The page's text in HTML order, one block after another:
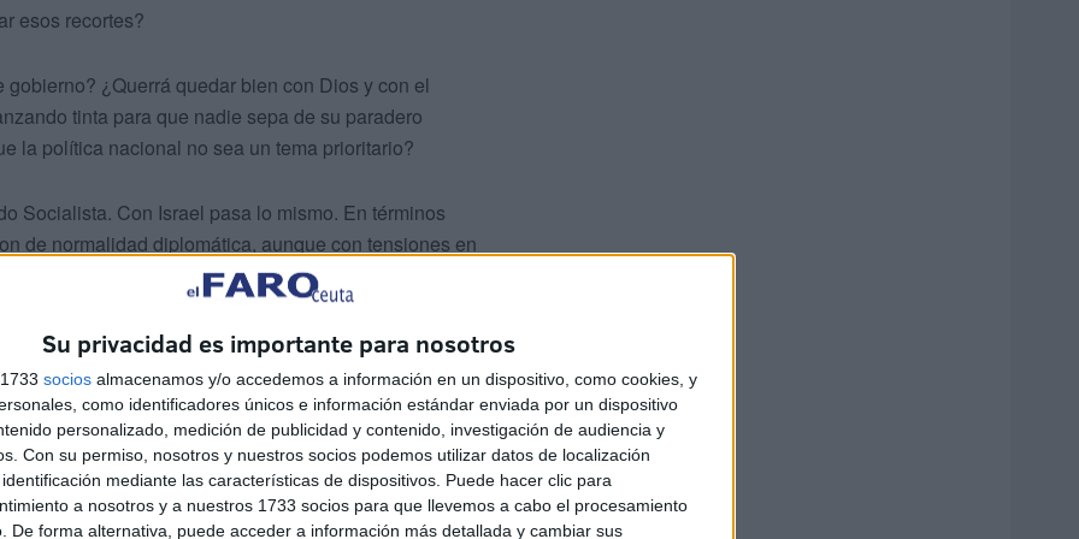
Su privacidad es importante para nosotros
socios almacenamos y/o accedemos a información en un dispositivo, como cookies, y
como identificadores únicos e información estándar enviada por un dispositivo
personalizado, medición de publicidad y contenido, investigación de audiencia y
Con su permiso, nosotros y nuestros socios podemos utilizar datos de localización
mediante las características de dispositivos. Puede hacer clic para
a nosotros y a nuestros 1733 socios para que llevemos a cabo el procesamiento
De forma alternativa, puede acceder a información más detallada y cambiar sus
esos recortes?
¿Querrá quedar bien con Dios y con el
tinta para que nadie sepa de su paradero
la política nacional no sea un tema prioritario?
Socialista. Con Israel pasa lo mismo. En términos
de normalidad diplomática, aunque con tensiones en
con Israel, pero ha mostrado una postura
y ha apoyado el reconocimiento de Palestina como
y de crímenes contra la humanidad y a
diplomáticas con el Estado Genocida? ¿Qué
crímenes de guerra?